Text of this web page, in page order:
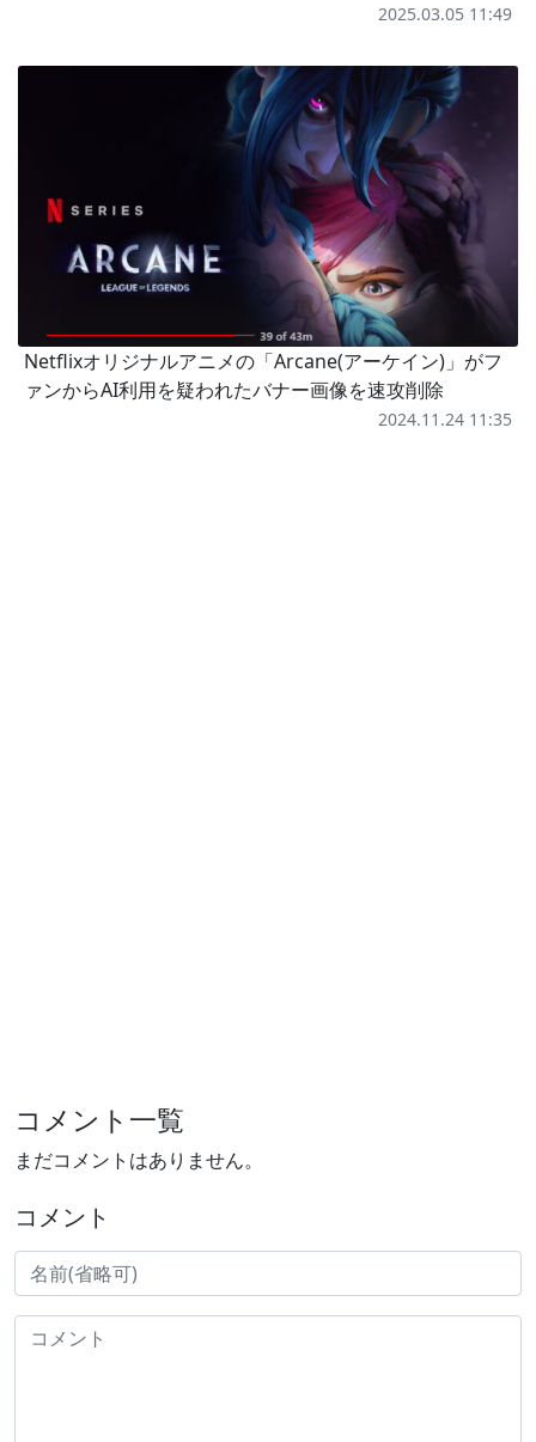
2025.03.05 11:49
Netflixオリジナルアニメの「Arcane(アーケイン)」がフ
ァンからAI利用を疑われたバナー画像を速攻削除
2024.11.24 11:35
コメント一覧
まだコメントはありません。
コメント